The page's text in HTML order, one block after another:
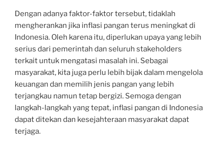
Dengan adanya faktor-faktor tersebut, tidaklah
mengherankan jika inflasi pangan terus meningkat di
Indonesia. Oleh karena itu, diperlukan upaya yang lebih
serius dari pemerintah dan seluruh stakeholders
terkait untuk mengatasi masalah ini. Sebagai
masyarakat, kita juga perlu lebih bijak dalam mengelola
keuangan dan memilih jenis pangan yang lebih
terjangkau namun tetap bergizi. Semoga dengan
langkah-langkah yang tepat, inflasi pangan di Indonesia
dapat ditekan dan kesejahteraan masyarakat dapat
terjaga.